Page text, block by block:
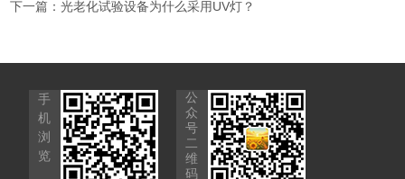
下一篇：光老化试验设备为什么采用UV灯？
手
机
浏
览
公
众
号
二
维
码